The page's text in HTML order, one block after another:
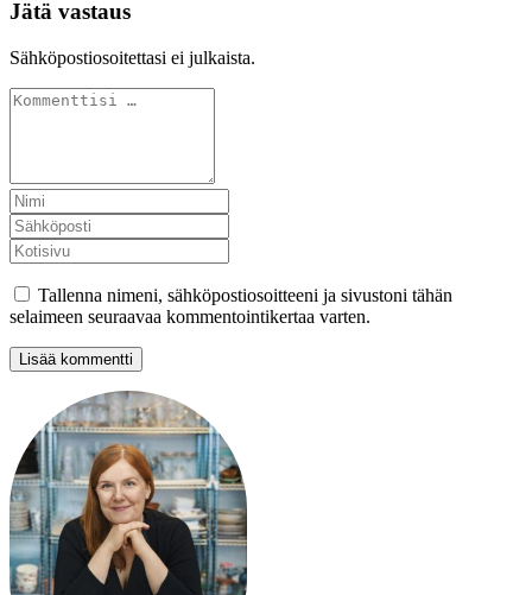
Jätä vastaus
Sähköpostiosoitettasi ei julkaista.
Tallenna nimeni, sähköpostiosoitteeni ja sivustoni tähän
selaimeen seuraavaa kommentointikertaa varten.